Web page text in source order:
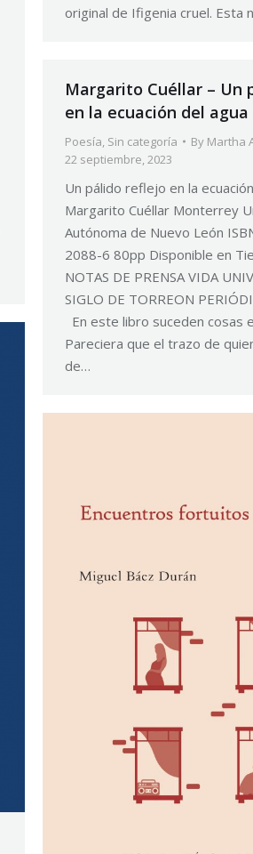
original de Ifigenia cruel. Esta
Margarito Cuéllar – Un
en la ecuación del agua
Poesía, Sin categoría By Martha
22 septiembre, 2023
Un pálido reflejo en la
Margarito Cuéllar Monterrey
Autónoma de Nuevo León
2088-6 80pp Disponible en
NOTAS DE PRENSA VIDA
SIGLO DE TORREON
En este libro suceden cosas
Pareciera que el trazo de
de…